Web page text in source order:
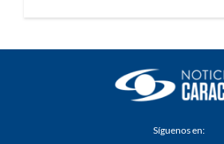
Síguenos en: